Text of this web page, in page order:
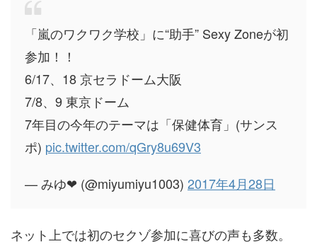
「嵐のワクワク学校」に“助手” Sexy Zoneが初
参加！！
6/17、18 京セラドーム大阪
7/8、9 東京ドーム
7年目の今年のテーマは「保健体育」(サンス
ポ) pic.twitter.com/qGry8u69V3
— みゆ❤ (@miyumiyu1003) 2017年4月28日
ネット上では初のセクゾ参加に喜びの声も多数。